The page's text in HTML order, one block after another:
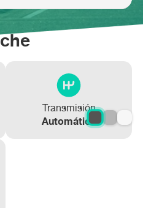
Evolution E-Tech Full
Transmisión
Automático